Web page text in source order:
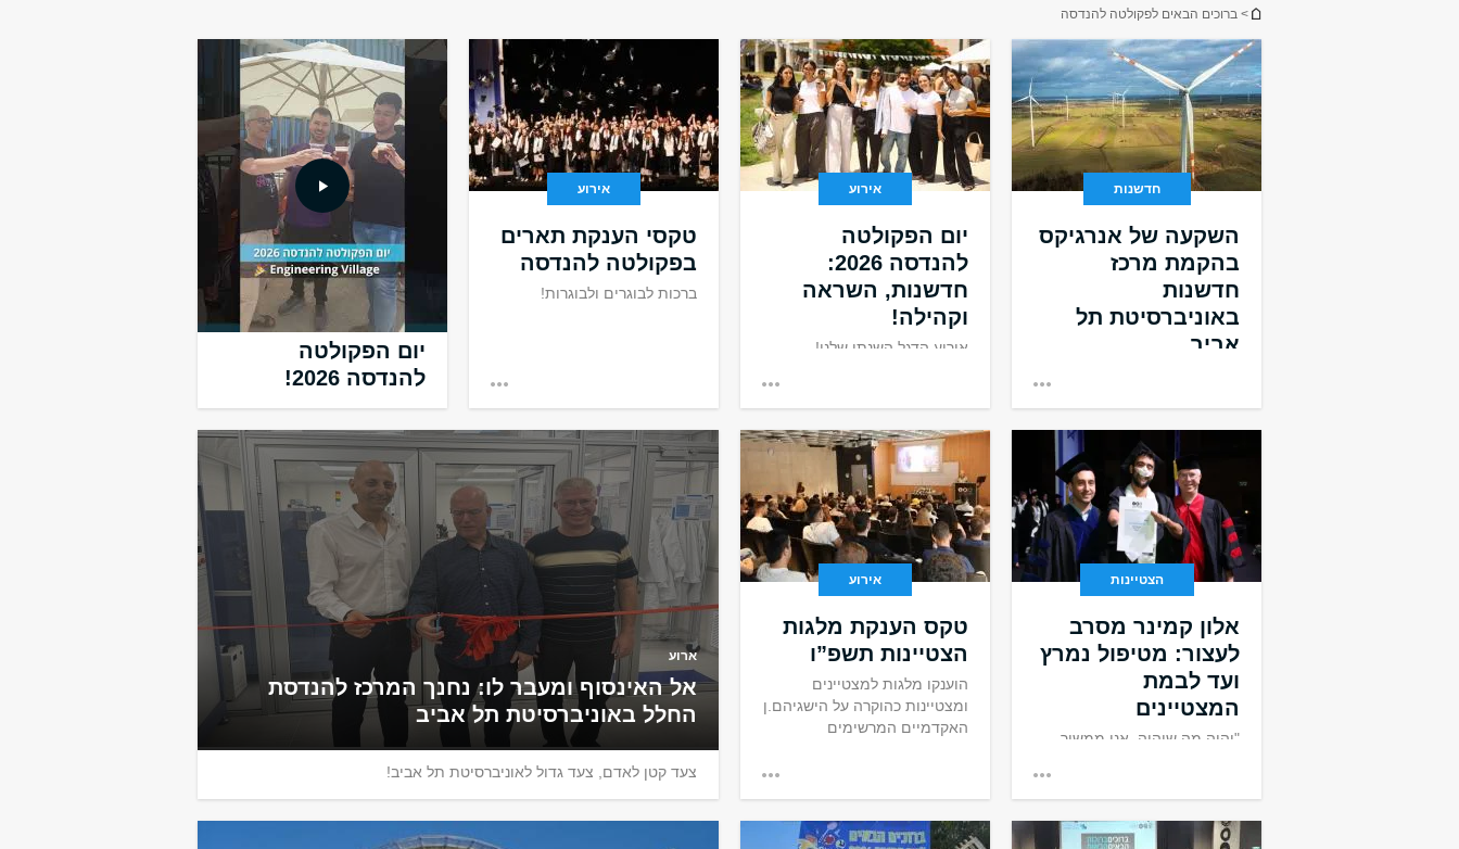
הינך נמצא כאן
> ברוכים הבאים לפקולטה להנדסה
חדשנות
השקעה של אנרגיקס
בהקמת מרכז
חדשנות
באוניברסיטת תל
אביב
אירוע
יום הפקולטה
להנדסה 2026:
חדשנות, השראה
וקהילה!
אירוע הדגל השנתי שלנו!
אירוע
טקסי הענקת תארים
בפקולטה להנדסה
ברכות לבוגרים ולבוגרות!
יום הפקולטה
להנדסה 2026!
Array
הצטיינות
אלון קמינר מסרב
לעצור: מטיפול נמרץ
ועד לבמת
המצטיינים
"יהיה מה שיהיה, אני ממשיך
אירוע
טקס הענקת מלגות
הצטיינות תשפ”ו
הוענקו מלגות למצטיינים
ומצטיינות כהוקרה על הישגיהם.ן
האקדמיים המרשימים
ארוע
אל האינסוף ומעבר לו: נחנך המרכז להנדסת
החלל באוניברסיטת תל אביב
צעד קטן לאדם, צעד גדול לאוניברסיטת תל אביב!